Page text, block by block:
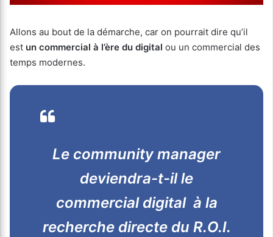
Allons au bout de la démarche, car on pourrait dire qu’il
est un commercial à l’ère du digital ou un commercial des
temps modernes.
Le community manager
deviendra-t-il le
commercial digital à la
recherche directe du R.O.I.